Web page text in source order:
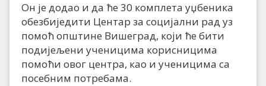
Он је додао и да ће 30 комплета уџбеника
обезбиједити Центар за социјални рад уз
помоћ општине Вишеград, који ће бити
подијељени ученицима корисницима
помоћи овог центра, као и ученицима са
посебним потребама.